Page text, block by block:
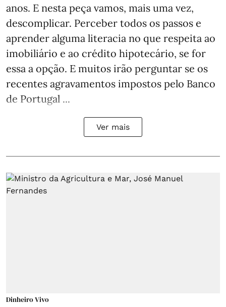
anos. E nesta peça vamos, mais uma vez,
descomplicar. Perceber todos os passos e
aprender alguma literacia no que respeita ao
imobiliário e ao crédito hipotecário, se for
essa a opção. E muitos irão perguntar se os
recentes agravamentos impostos pelo Banco
de Portugal ...
Ver mais
Dinheiro Vivo